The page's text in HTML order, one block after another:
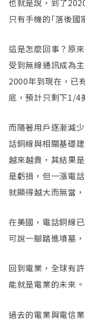
只有手機的｢落後國
這是怎麼回事？原
受到無線通訊成為
2000年到現在，已
底，預計只剩下1/4
而隨著用戶逐漸減
話銅線與相關基礎
越來越貴，其結果
是虧損，但一漲電
就顯得越大而無當
在美國，電話銅線
可說一腳踏進墳墓
回到電業，全球有
能就是電業的未來。
過去的電業與電信